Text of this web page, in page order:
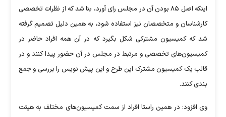
اینکه اصل ۸۵ بودن آن در مجلس رای آورد، بنا شد که از نظرات تخصصی
کارشناسان و متخصصان نیز استفاده شود، به همین دلیل تصمیم گرفته
شد که کمیسیون مشترکی شکل بگیرد که در آن همه افراد حاضر در
کمیسیون‌های تخصصی و مرتبط در مجلس در آن حضور پیدا کنند و در
قالب یک کمیسیون مشترک این طرح و این پیش نویس را بررسی و جمع
بندی کنند.
وی افزود: در همین راستا افراد از سمت کمیسیون‌های مختلف به هیئت